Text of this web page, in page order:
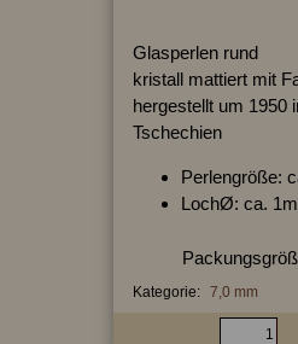
Glasperlen rund
kristall mattiert mit
hergestellt um 1950
Tschechien
Perlengröße:
LochØ: ca.
Kategorie: 7,0 mm